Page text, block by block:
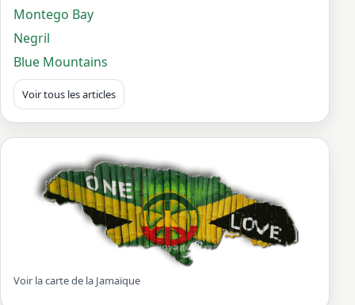
Montego Bay
Negril
Blue Mountains
Voir tous les articles
Voir la carte de la Jamaïque